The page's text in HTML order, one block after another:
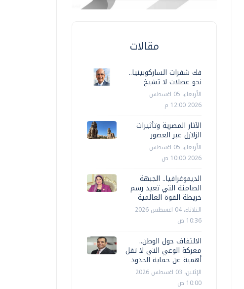
مقالات
فك شفرات الساركوبينيا..
نحو عضلات لا تشيخ
الأربعاء، 05 اغسطس
2026 12:00 م
الآثار المصرية وتأثيرات
الزلازل عبر العصور
الأربعاء، 05 اغسطس
2026 10:00 ص
الديموغرافيا.. الجبهة
الصامتة التي تعيد رسم
خريطة القوة العالمية
الثلاثاء، 04 اغسطس 2026
10:36 ص
الالتفاف حول الوطن..
معركة الوعي التي لا تقل
أهمية عن حماية الحدود
الإثنين، 03 اغسطس 2026
10:00 ص